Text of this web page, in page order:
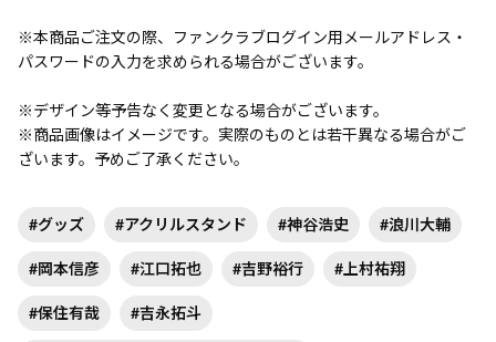
※本商品ご注文の際、ファンクラブログイン用メールアドレス・
パスワードの入力を求められる場合がございます。
※デザイン等予告なく変更となる場合がございます。
※商品画像はイメージです。実際のものとは若干異なる場合がご
ざいます。予めご了承ください。
#グッズ #アクリルスタンド #神谷浩史 #浪川大輔
#岡本信彦 #江口拓也 #吉野裕行 #上村祐翔
#保住有哉 #吉永拓斗